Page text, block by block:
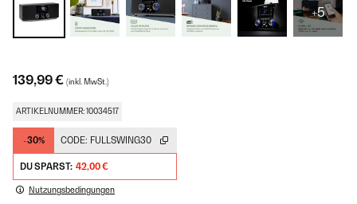
+5
139,99 € (inkl. MwSt.)
ARTIKELNUMMER: 10034517
-30% CODE: FULLSWING30
DU SPARST: 42,00 €
Nutzungsbedingungen